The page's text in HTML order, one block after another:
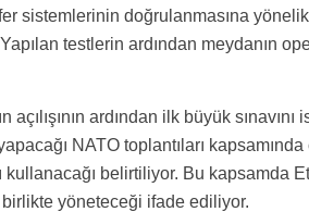
sistemlerinin doğrulanmasına
testlerin ardından meydanın
açılışının ardından ilk büyük
NATO toplantıları kapsamında
kullanacağı belirtiliyor. Bu kapsamda
yöneteceği ifade ediliyor.